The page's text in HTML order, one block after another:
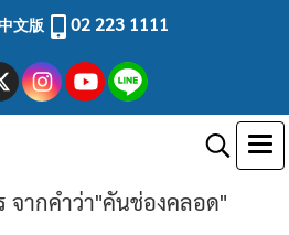
文版 02 223 1111
จากคำว่า"คันช่องคลอด"